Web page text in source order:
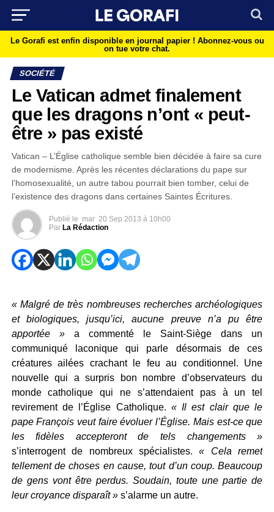
Le Gorafi est enfin disponible en journal papier ! Abonnez-vous ou
on tue votre chat.
SOCIÉTÉ
Le Vatican admet finalement
que les dragons n’ont « peut-
être » pas existé
Vatican – L’Église catholique semble bien décidée à faire sa cure
de modernisme. Après les récentes déclarations du pape sur
l’homosexualité, un autre tabou pourrait bien tomber, celui de
l’existence des dragons dans certaines Saintes Écritures.
Publié le mar 20 Sep 2013 à 10h00
Par La Rédaction
« Malgré de très nombreuses recherches archéologiques
et biologiques, jusqu’ici, aucune preuve n’a pu être
apportée » a commenté le Saint-Siège dans un
communiqué laconique qui parle désormais de ces
créatures ailées crachant le feu au conditionnel. Une
nouvelle qui a surpris bon nombre d’observateurs du
monde catholique qui ne s’attendaient pas à un tel
revirement de l’Église Catholique. « Il est clair que le
pape François veut faire évoluer l’Église. Mais est-ce que
les fidèles accepteront de tels changements »
s’interrogent de nombreux spécialistes. « Cela remet
tellement de choses en cause, tout d’un coup. Beaucoup
de gens vont être perdus. Soudain, toute une partie de
leur croyance disparaît »s’alarme un autre.